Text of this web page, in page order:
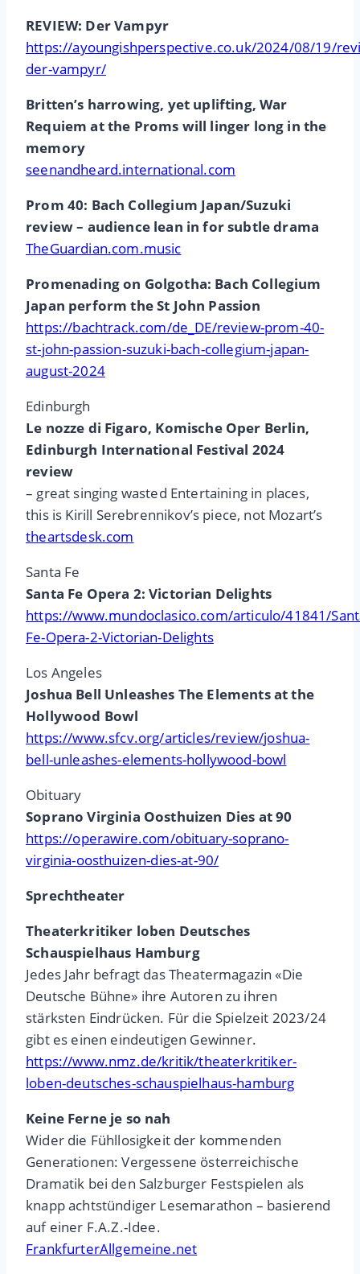
REVIEW: Der Vampyr
https://ayoungishperspective.co.uk/2024/08/19/
der-vampyr/
Britten’s harrowing, yet uplifting, War
Requiem at the Proms will linger long in the
memory
seenandheard.international.com
Prom 40: Bach Collegium Japan/Suzuki
review – audience lean in for subtle drama
TheGuardian.com.music
Promenading on Golgotha: Bach Collegium
Japan perform the St John Passion
https://bachtrack.com/de_DE/review-prom-40-
st-john-passion-suzuki-bach-collegium-japan-
august-2024
Edinburgh
Le nozze di Figaro, Komische Oper Berlin,
Edinburgh International Festival 2024
review
– great singing wasted Entertaining in places,
this is Kirill Serebrennikov’s piece, not Mozart’s
theartsdesk.com
Santa Fe
Santa Fe Opera 2: Victorian Delights
https://www.mundoclasico.com/articulo/41841/
Fe-Opera-2-Victorian-Delights
Los Angeles
Joshua Bell Unleashes The Elements at the
Hollywood Bowl
https://www.sfcv.org/articles/review/joshua-
bell-unleashes-elements-hollywood-bowl
Obituary
Soprano Virginia Oosthuizen Dies at 90
https://operawire.com/obituary-soprano-
virginia-oosthuizen-dies-at-90/
Sprechtheater
Theaterkritiker loben Deutsches
Schauspielhaus Hamburg
Jedes Jahr befragt das Theatermagazin «Die
Deutsche Bühne» ihre Autoren zu ihren
stärksten Eindrücken. Für die Spielzeit 2023/24
gibt es einen eindeutigen Gewinner.
https://www.nmz.de/kritik/theaterkritiker-
loben-deutsches-schauspielhaus-hamburg
Keine Ferne je so nah
Wider die Fühllosigkeit der kommenden
Generationen: Vergessene österreichische
Dramatik bei den Salzburger Festspielen als
knapp achtstündiger Lesemarathon – basierend
auf einer F.A.Z.-Idee.
FrankfurterAllgemeine.net